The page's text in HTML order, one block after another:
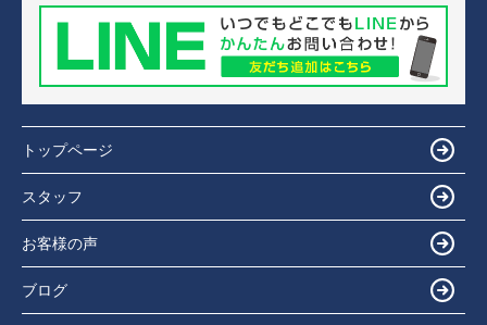
トップページ
スタッフ
お客様の声
ブログ